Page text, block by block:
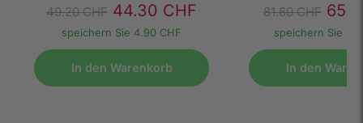
49.20CHF 44.30 CHF
speichern Sie 4.90 CHF
In den Warenkorb
81.60CHF
speichern Sie
In den